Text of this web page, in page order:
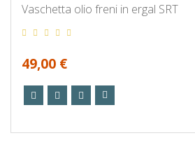
Vaschetta olio freni in ergal SRT
49,00 €